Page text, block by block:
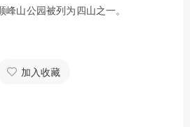
山公园被列为四山之一。
加入收藏